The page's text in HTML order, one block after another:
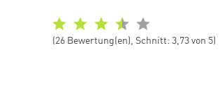
(26 Bewertung(en), Schnitt: 3,73 von 5)